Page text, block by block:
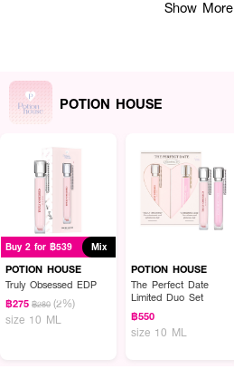
· น้ำหอมกลิ่นเบอร์รี่ หวานซ่อนเปรี้ยว
· ให้กลิ่นหอมติดทนนาน
· ใช้ได้ทั้งกลางวันและกลางคืน
· เหมาะสำหรับสาวหวานซ่อนเปรี้ยว
· FDA Registration No. : 13-1-6600034932
How To Use :
ฉีดพรมบนผิวกายได้บ่อยครั้งตามต้องการ
Show More
POTION HOUSE
Buy 2 for ฿539 Mix
POTION HOUSE
Truly Obsessed EDP
฿275 ฿280 (2%)
size 10 ML
POTION HOUSE
The Perfect Date
Limited Duo Set
฿550
size 10 ML